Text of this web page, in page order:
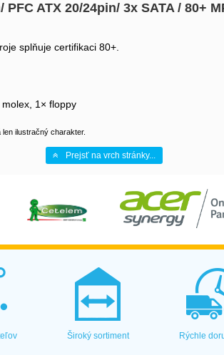
ATX 20/24pin/ 3x SATA / 80+
splňuje certifikaci 80+.
molex, 1× floppy
ilustračný charakter.
Prejsť na vrch stránky...
Široký sortiment Rýchle